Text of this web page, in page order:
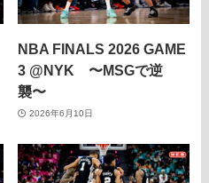
NBA FINALS 2026 GAME
3 @NYK 〜MSGで逆
襲〜
2026年6月10日